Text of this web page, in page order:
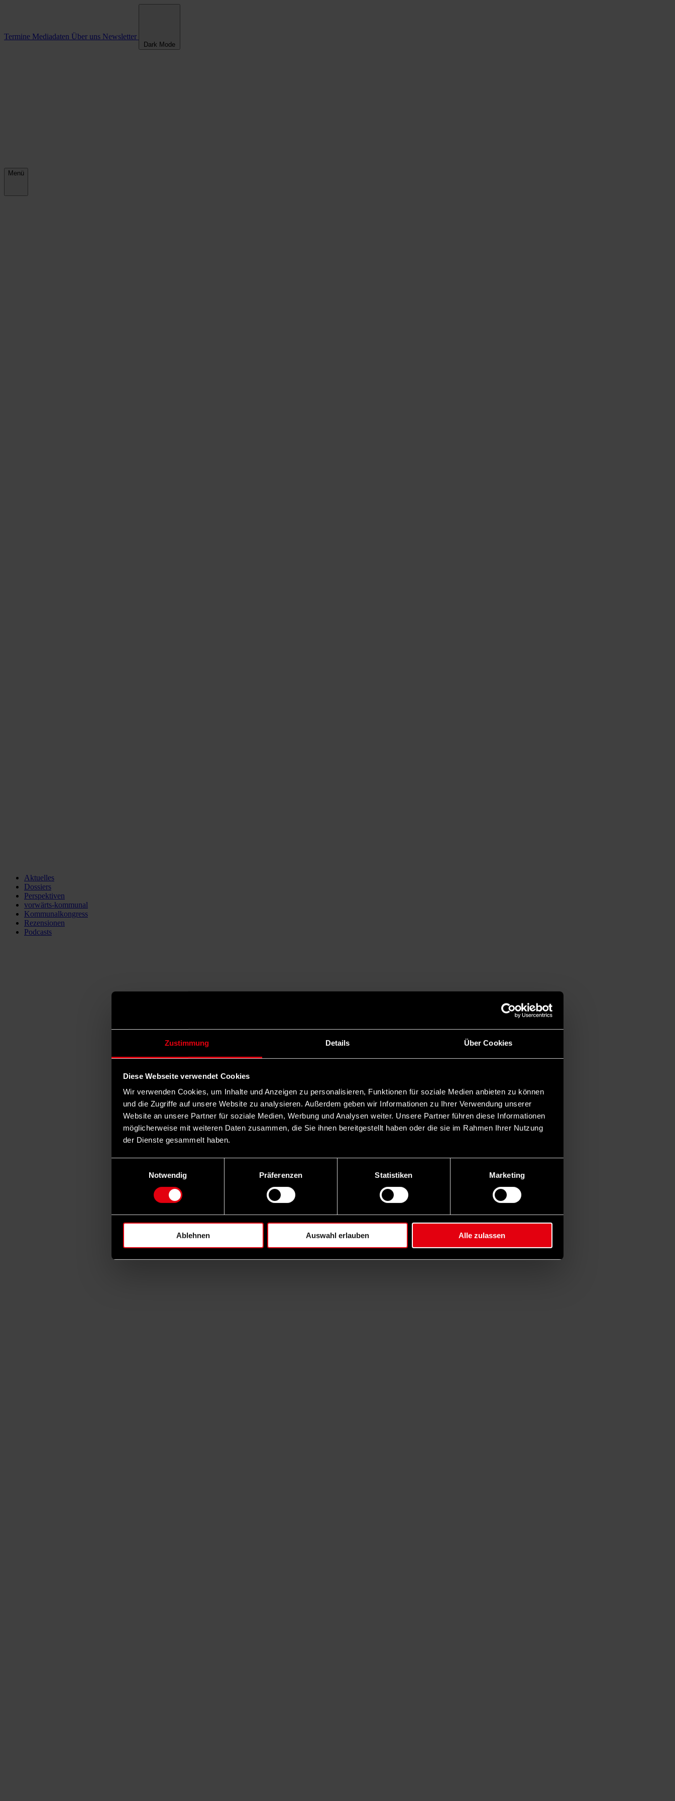
Zustimmung Details Über Cookies
Diese Webseite verwendet Cookies
Wir verwenden Cookies, um Inhalte und Anzeigen zu personalisieren, Funktionen für soziale Medien anbieten zu können
und die Zugriffe auf unsere Website zu analysieren. Außerdem geben wir Informationen zu Ihrer Verwendung unserer
Website an unsere Partner für soziale Medien, Werbung und Analysen weiter. Unsere Partner führen diese Informationen
möglicherweise mit weiteren Daten zusammen, die Sie ihnen bereitgestellt haben oder die sie im Rahmen Ihrer Nutzung
der Dienste gesammelt haben.
Notwendig
Präferenzen Statistiken Marketing
Ablehnen Auswahl erlauben Alle zulassen
Termine Mediadaten Über uns Newsletter
Dark Mode
Menü
Aktuelles
Dossiers
Perspektiven
vorwärts-kommunal
Kommunalkongress
Rezensionen
Podcasts